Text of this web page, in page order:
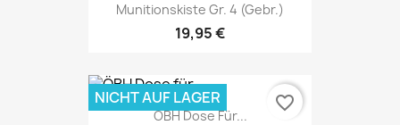
Munitionskiste Gr. 4 (gebr.)
19,95 €
ÖBH Dose Für...
NICHT AUF LAGER favorite_border